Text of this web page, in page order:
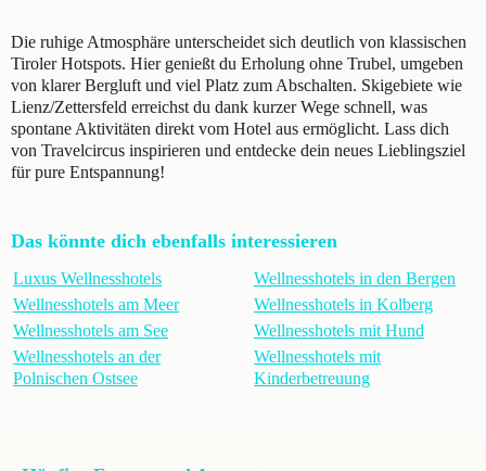
Die ruhige Atmosphäre unterscheidet sich deutlich von klassischen
Tiroler Hotspots. Hier genießt du Erholung ohne Trubel, umgeben
von klarer Bergluft und viel Platz zum Abschalten. Skigebiete wie
Lienz/Zettersfeld erreichst du dank kurzer Wege schnell, was
spontane Aktivitäten direkt vom Hotel aus ermöglicht. Lass dich
von Travelcircus inspirieren und entdecke dein neues Lieblingsziel
für pure Entspannung!
Das könnte dich ebenfalls interessieren
Luxus Wellnesshotels
Wellnesshotels am Meer
Wellnesshotels am See
Wellnesshotels an der
Polnischen Ostsee
Wellnesshotels in den Bergen
Wellnesshotels in Kolberg
Wellnesshotels mit Hund
Wellnesshotels mit
Kinderbetreuung